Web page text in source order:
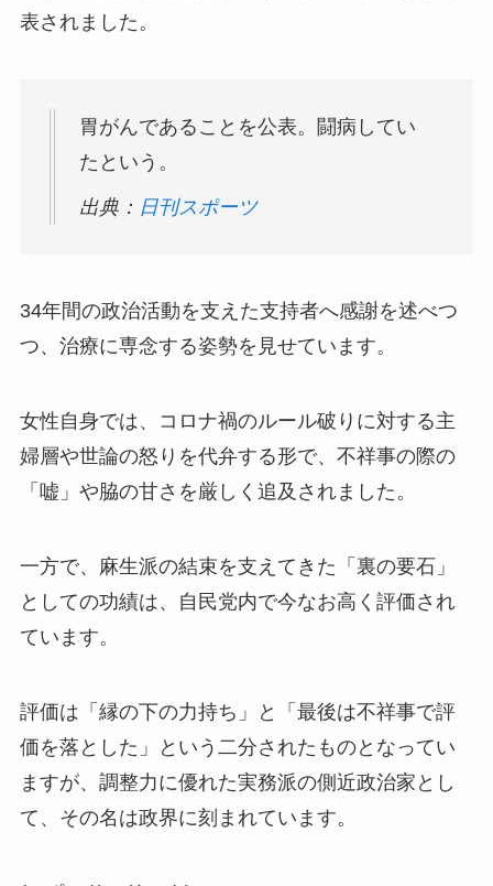
表されました。
胃がんであることを公表。闘病してい
たという。
出典： 日刊スポーツ
34年間の政治活動を支えた支持者へ感謝を述べつ
つ、治療に専念する姿勢を見せています。
女性自身では、コロナ禍のルール破りに対する主
婦層や世論の怒りを代弁する形で、不祥事の際の
「嘘」や脇の甘さを厳しく追及されました。
一方で、麻生派の結束を支えてきた「裏の要石」
としての功績は、自民党内で今なお高く評価され
ています。
評価は「縁の下の力持ち」と「最後は不祥事で評
価を落とした」という二分されたものとなってい
ますが、調整力に優れた実務派の側近政治家とし
て、その名は政界に刻まれています。